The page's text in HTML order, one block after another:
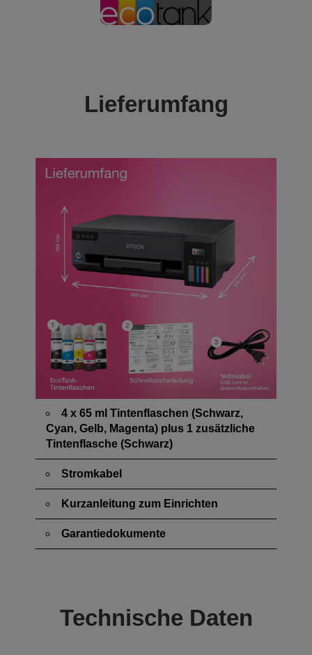
Lieferumfang
4 x 65 ml Tintenflaschen (Schwarz,
Cyan, Gelb, Magenta) plus 1 zusätzliche
Tintenflasche (Schwarz)
Stromkabel
Kurzanleitung zum Einrichten
Garantiedokumente
Technische Daten